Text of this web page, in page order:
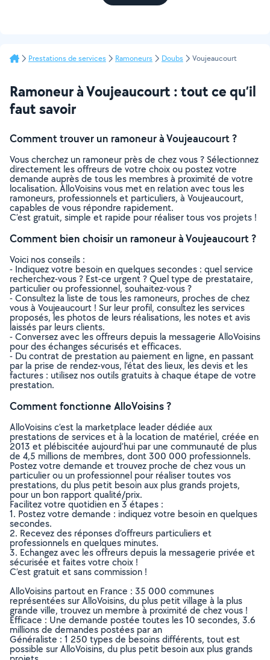
Prestations de services Ramoneurs Doubs Voujeaucourt
Ramoneur à Voujeaucourt : tout ce qu’il
faut savoir
Comment trouver un ramoneur à Voujeaucourt ?
Vous cherchez un ramoneur près de chez vous ? Sélectionnez
directement les offreurs de votre choix ou postez votre
demande auprès de tous les membres à proximité de votre
localisation. AlloVoisins vous met en relation avec tous les
ramoneurs, professionnels et particuliers, à Voujeaucourt,
capables de vous répondre rapidement.
C’est gratuit, simple et rapide pour réaliser tous vos projets !
Comment bien choisir un ramoneur à Voujeaucourt ?
Voici nos conseils :
- Indiquez votre besoin en quelques secondes : quel service
recherchez-vous ? Est-ce urgent ? Quel type de prestataire,
particulier ou professionnel, souhaitez-vous ?
- Consultez la liste de tous les ramoneurs, proches de chez
vous à Voujeaucourt ! Sur leur profil, consultez les services
proposés, les photos de leurs réalisations, les notes et avis
laissés par leurs clients.
- Conversez avec les offreurs depuis la messagerie AlloVoisins
pour des échanges sécurisés et efficaces.
- Du contrat de prestation au paiement en ligne, en passant
par la prise de rendez-vous, l’état des lieux, les devis et les
factures : utilisez nos outils gratuits à chaque étape de votre
prestation.
Comment fonctionne AlloVoisins ?
AlloVoisins c’est la marketplace leader dédiée aux
prestations de services et à la location de matériel, créée en
2013 et plébiscitée aujourd’hui par une communauté de plus
de 4,5 millions de membres, dont 300 000 professionnels.
Postez votre demande et trouvez proche de chez vous un
particulier ou un professionnel pour réaliser toutes vos
prestations, du plus petit besoin aux plus grands projets,
pour un bon rapport qualité/prix.
Facilitez votre quotidien en 3 étapes :
1. Postez votre demande : indiquez votre besoin en quelques
secondes.
2. Recevez des réponses d’offreurs particuliers et
professionnels en quelques minutes.
3. Echangez avec les offreurs depuis la messagerie privée et
sécurisée et faites votre choix !
C’est gratuit et sans commission !
AlloVoisins partout en France : 35 000 communes
représentées sur AlloVoisins, du plus petit village à la plus
grande ville, trouvez un membre à proximité de chez vous !
Efficace : Une demande postée toutes les 10 secondes, 3.6
millions de demandes postées par an
Généraliste : 1 250 types de besoins différents, tout est
possible sur AlloVoisins, du plus petit besoin aux plus grands